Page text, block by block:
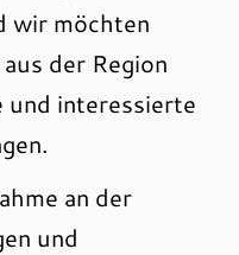
wir möchten
der Region
und interessierte
an der
und